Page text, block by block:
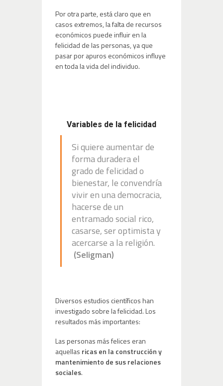
Por otra parte, está claro que en
casos extremos, la falta de recursos
económicos puede influir en la
felicidad de las personas, ya que
pasar por apuros económicos influye
en toda la vida del individuo.
Variables de la felicidad
Si quiere aumentar de
forma duradera el
grado de felicidad o
bienestar, le convendría
vivir en una democracia,
hacerse de un
entramado social rico,
casarse, ser optimista y
acercarse a la religión.
(Seligman)
Diversos estudios científicos han
investigado sobre la felicidad. Los
resultados más importantes:
Las personas más felices eran
aquellas ricas en la construcción y
mantenimiento de sus relaciones
sociales.